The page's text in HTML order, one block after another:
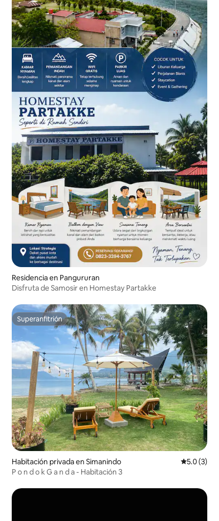
Residencia en Pangururan
Disfruta de Samosir en Homestay Partakke
Superanfitrión
Superanfitrión
Habitación privada en Simanindo
5.0 (3)
P o n d o k G a n d a - Habitación 3